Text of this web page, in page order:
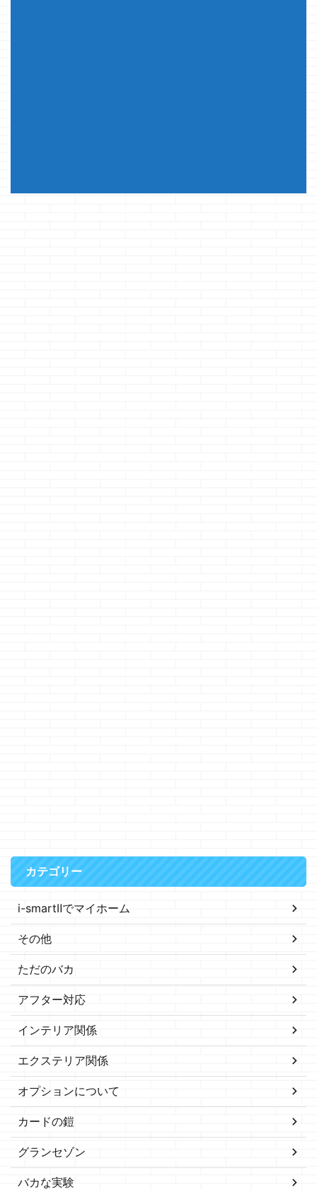
カテゴリー
i-smartⅡでマイホーム
その他
ただのバカ
アフター対応
インテリア関係
エクステリア関係
オプションについて
カードの鎧
グランセゾン
バカな実験